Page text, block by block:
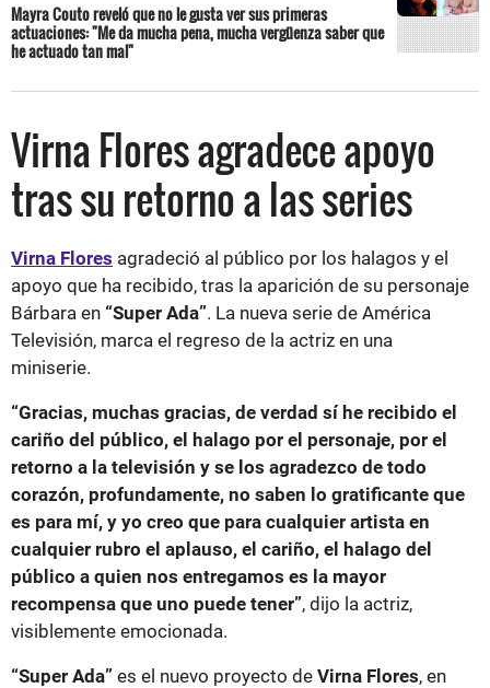
Mayra Couto reveló que no le gusta ver sus primeras
actuaciones: "Me da mucha pena, mucha vergüenza saber que
he actuado tan mal"
Virna Flores agradece apoyo
tras su retorno a las series
Virna Flores agradeció al público por los halagos y el
apoyo que ha recibido, tras la aparición de su personaje
Bárbara en “Super Ada”. La nueva serie de América
Televisión, marca el regreso de la actriz en una
miniserie.
“Gracias, muchas gracias, de verdad sí he recibido el
cariño del público, el halago por el personaje, por el
retorno a la televisión y se los agradezco de todo
corazón, profundamente, no saben lo gratificante que
es para mí, y yo creo que para cualquier artista en
cualquier rubro el aplauso, el cariño, el halago del
público a quien nos entregamos es la mayor
recompensa que uno puede tener”, dijo la actriz,
visiblemente emocionada.
“Super Ada” es el nuevo proyecto de Virna Flores, en